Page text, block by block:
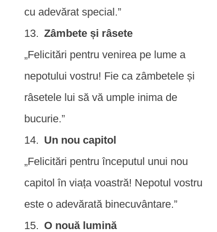
cu adevărat special.”
Zâmbete și râsete
„Felicitări pentru venirea pe lume a
nepotului vostru! Fie ca zâmbetele și
râsetele lui să vă umple inima de
bucurie.”
Un nou capitol
„Felicitări pentru începutul unui nou
capitol în viața voastră! Nepotul vostru
este o adevărată binecuvântare.”
O nouă lumină